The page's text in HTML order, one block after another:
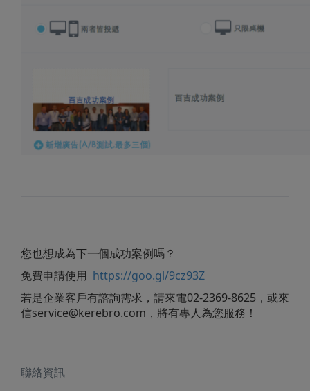
您也想成為下一個成功案例嗎？
免費申請使用 https://goo.gl/9cz93Z
若是企業客戶有諮詢需求，請來電02-2369-8625，或來
信service@kerebro.com ，將有專人為您服務！
聯絡資訊